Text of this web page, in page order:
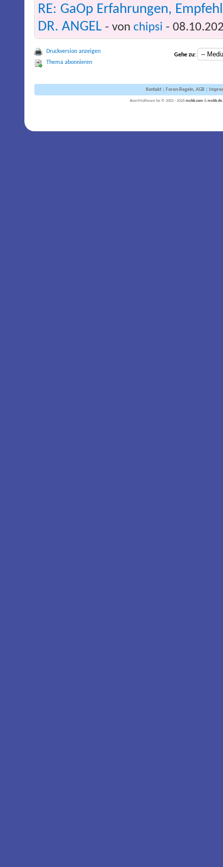
RE: GaOp Erfahrungen,
DR. ANGEL - von chipsi -
Druckversion anzeigen
Thema abonnieren
Gehe zu:
Kontakt| Foren-Regeln, AGB|
Board-Software by © 2002 - 2026 mybb.com & mybb.de